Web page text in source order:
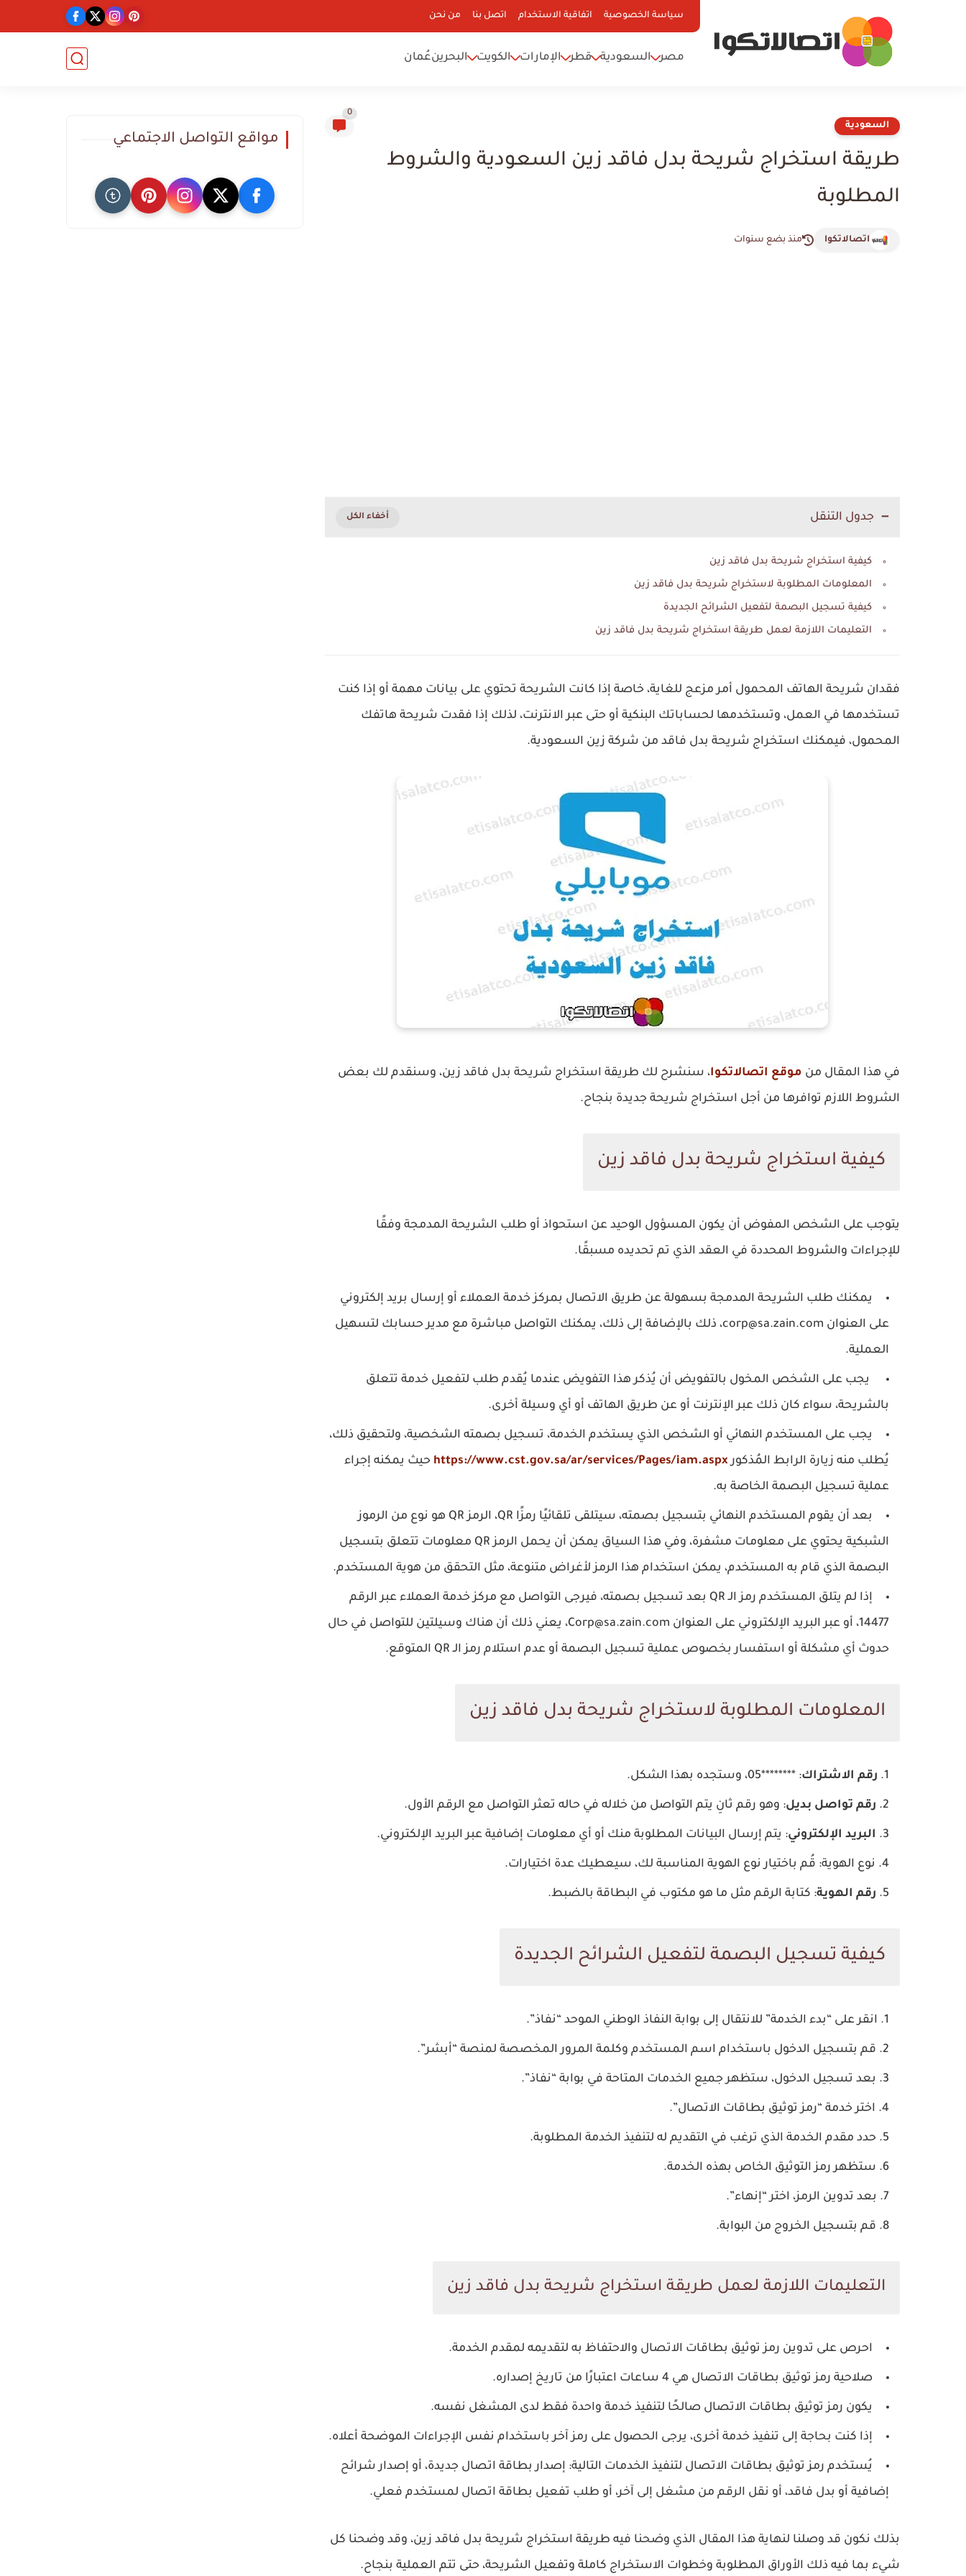
سياسة الخصوصية اتفاقية الاستخدام اتصل بنا من نحن
مصر السعودية قطر الإمارات الكويت البحرينعُمان
السعودية
0
طريقة استخراج شريحة بدل فاقد زين السعودية والشروط
المطلوبة
اتصالاتكوا منذ بضع سنوات
جدول التنقل
كيفية استخراج شريحة بدل فاقد زين
المعلومات المطلوبة لاستخراج شريحة بدل فاقد زين
كيفية تسجيل البصمة لتفعيل الشرائح الجديدة
التعليمات اللازمة لعمل طريقة استخراج شريحة بدل فاقد زين
فقدان شريحة الهاتف المحمول أمر مزعج للغاية، خاصة إذا كانت الشريحة تحتوي على بيانات مهمة أو إذا كنت
تستخدمها في العمل، وتستخدمها لحساباتك البنكية أو حتى عبر الانترنت، لذلك إذا فقدت شريحة هاتفك
المحمول، فيمكنك استخراج شريحة بدل فاقد من شركة زين السعودية.
في هذا المقال من موقع اتصالاتكوا، سنشرح لك طريقة استخراج شريحة بدل فاقد زين، وسنقدم لك بعض
الشروط اللازم توافرها من أجل استخراج شريحة جديدة بنجاح.
كيفية استخراج شريحة بدل فاقد زين
يتوجب على الشخص المفوض أن يكون المسؤول الوحيد عن استحواذ أو طلب الشريحة المدمجة وفقًا
للإجراءات والشروط المحددة في العقد الذي تم تحديده مسبقًا.
يمكنك طلب الشريحة المدمجة بسهولة عن طريق الاتصال بمركز خدمة العملاء أو إرسال بريد إلكتروني
على العنوان corp@sa.zain.com، ذلك بالإضافة إلى ذلك، يمكنك التواصل مباشرة مع مدير حسابك لتسهيل
العملية.
يجب على الشخص المخول بالتفويض أن يُذكر هذا التفويض عندما يُقدم طلب لتفعيل خدمة تتعلق
بالشريحة، سواء كان ذلك عبر الإنترنت أو عن طريق الهاتف أو أي وسيلة أخرى.
يجب على المستخدم النهائي أو الشخص الذي يستخدم الخدمة، تسجيل بصمته الشخصية، ولتحقيق ذلك،
يُطلب منه زيارة الرابط المُذكورhttps://www.cst.gov.sa/ar/services/Pages/iam.aspx حيث يمكنه إجراء
عملية تسجيل البصمة الخاصة به.
بعد أن يقوم المستخدم النهائي بتسجيل بصمته، سيتلقى تلقائيًا رمزًا QR، الرمز QR هو نوع من الرموز
الشبكية يحتوي على معلومات مشفرة، وفي هذا السياق يمكن أن يحمل الرمز QR معلومات تتعلق بتسجيل
البصمة الذي قام به المستخدم، يمكن استخدام هذا الرمز لأغراض متنوعة، مثل التحقق من هوية المستخدم.
إذا لم يتلق المستخدم رمز الـ QR بعد تسجيل بصمته، فيرجى التواصل مع مركز خدمة العملاء عبر الرقم
14477، أو عبر البريد الإلكتروني على العنوان Corp@sa.zain.com، يعني ذلك أن هناك وسيلتين للتواصل في حال
حدوث أي مشكلة أو استفسار بخصوص عملية تسجيل البصمة أو عدم استلام رمز الـ QR المتوقع.
المعلومات المطلوبة لاستخراج شريحة بدل فاقد زين
رقم الاشتراك: ********05، وستجده بهذا الشكل.
رقم تواصل بديل: وهو رقم ثانِ يتم التواصل من خلاله في حاله تعثر التواصل مع الرقم الأول.
البريد الإلكتروني: يتم إرسال البيانات المطلوبة منك أو أي معلومات إضافية عبر البريد الإلكتروني.
نوع الهوية: قُم باختيار نوع الهوية المناسبة لك، سيعطيك عدة اختيارات.
رقم الهوية: كتابة الرقم مثل ما هو مكتوب في البطاقة بالضبط.
كيفية تسجيل البصمة لتفعيل الشرائح الجديدة
انقر على “بدء الخدمة” للانتقال إلى بوابة النفاذ الوطني الموحد “نفاذ”.
قم بتسجيل الدخول باستخدام اسم المستخدم وكلمة المرور المخصصة لمنصة “أبشر”.
بعد تسجيل الدخول، ستظهر جميع الخدمات المتاحة في بوابة “نفاذ”.
اختر خدمة “رمز توثيق بطاقات الاتصال”.
حدد مقدم الخدمة الذي ترغب في التقديم له لتنفيذ الخدمة المطلوبة.
ستظهر رمز التوثيق الخاص بهذه الخدمة.
بعد تدوين الرمز، اختر “إنهاء”.
قم بتسجيل الخروج من البوابة.
التعليمات اللازمة لعمل طريقة استخراج شريحة بدل فاقد زين
احرص على تدوين رمز توثيق بطاقات الاتصال والاحتفاظ به لتقديمه لمقدم الخدمة.
صلاحية رمز توثيق بطاقات الاتصال هي 4 ساعات اعتبارًا من تاريخ إصداره.
يكون رمز توثيق بطاقات الاتصال صالحًا لتنفيذ خدمة واحدة فقط لدى المشغل نفسه.
إذا كنت بحاجة إلى تنفيذ خدمة أخرى، يرجى الحصول على رمز آخر باستخدام نفس الإجراءات الموضحة أعلاه.
يُستخدم رمز توثيق بطاقات الاتصال لتنفيذ الخدمات التالية: إصدار بطاقة اتصال جديدة، أو إصدار شرائح
إضافية أو بدل فاقد، أو نقل الرقم من مشغل إلى آخر، أو طلب تفعيل بطاقة اتصال لمستخدم فعلي.
بذلك نكون قد وصلنا لنهاية هذا المقال الذي وضحنا فيه طريقة استخراج شريحة بدل فاقد زين، وقد وضحنا كل
شيء بما فيه ذلك الأوراق المطلوبة وخطوات الاستخراج كاملة وتفعيل الشريحة، حتى تتم العملية بنجاح.
مواقع التواصل الاجتماعي